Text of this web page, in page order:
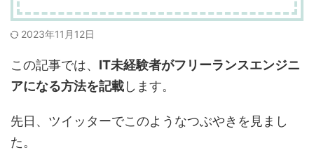
2023年11月12日
この記事では、 IT未経験者がフリーランスエンジニ
アになる方法を記載します。
先日、ツイッターでこのようなつぶやきを見まし
た。